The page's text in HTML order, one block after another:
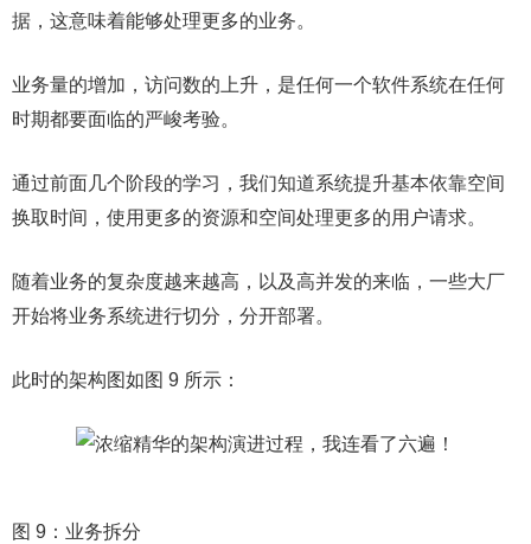
据，这意味着能够处理更多的业务。
业务量的增加，访问数的上升，是任何一个软件系统在任何
时期都要面临的严峻考验。
通过前面几个阶段的学习，我们知道系统提升基本依靠空间
换取时间，使用更多的资源和空间处理更多的用户请求。
随着业务的复杂度越来越高，以及高并发的来临，一些大厂
开始将业务系统进行切分，分开部署。
此时的架构图如图 9 所示：
图 9：业务拆分